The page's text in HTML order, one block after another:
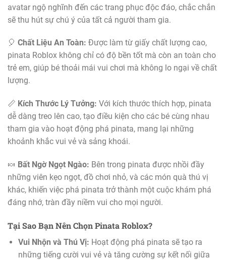
avatar ngộ nghĩnh đến các trang phục độc đáo, chắc chắn
sẽ thu hút sự chú ý của tất cả người tham gia.
🎈 Chất Liệu An Toàn: Được làm từ giấy chất lượng cao,
pinata Roblox không chỉ có độ bền tốt mà còn an toàn cho
trẻ em, giúp bé thoải mái vui chơi mà không lo ngại về chất
lượng.
📏 Kích Thước Lý Tưởng: Với kích thước thích hợp, pinata
dễ dàng treo lên cao, tạo điều kiện cho các bé cùng nhau
tham gia vào hoạt động phá pinata, mang lại những
khoảnh khắc vui vẻ và sảng khoái.
🍬 Bất Ngờ Ngọt Ngào: Bên trong pinata được nhồi đầy
những viên kẹo ngọt, đồ chơi nhỏ, và các món quà thú vị
khác, khiến việc phá pinata trở thành một cuộc khám phá
đáng nhớ, tràn đầy niềm vui cho mọi người.
Tại Sao Bạn Nên Chọn Pinata Roblox?
Vui Nhộn và Thú Vị: Hoạt động phá pinata sẽ tạo ra
những tiếng cười vui vẻ và tăng cường sự kết nối giữa